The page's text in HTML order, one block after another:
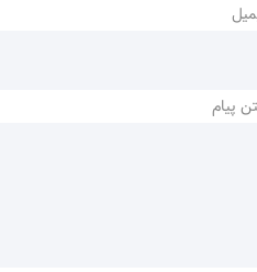
تور زمینی ترکیه، انتخابی ایده‌آل
پیام